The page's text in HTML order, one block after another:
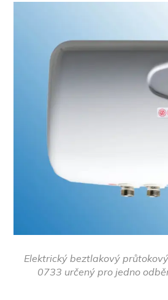
Elektrický beztlakový
0733 určený pro jedno